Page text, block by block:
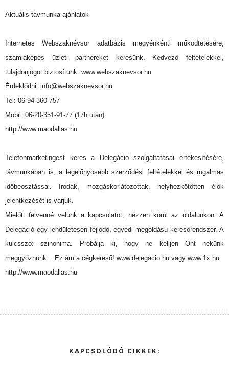
Aktuális távmunka ajánlatok
Internetes Webszaknévsor adatbázis megyénkénti működtetésére,
számlaképes üzleti partnereket keresünk. Kedvező feltételekkel,
tulajdonjogot biztosítunk. www.webszaknevsor.hu
Érdeklődni: info@webszaknevsor.hu
Tel: 06-94-360-757
Mobil: 06-20-351-91-77 (17h után)
http://www.maodallas.hu
Telefonmarketingest keres a Delegáció szolgáltatásai értékesítésére,
távmunkában is, a legelőnyösebb szerződési feltételekkel és rugalmas
időbeosztással. Irodák, mozgáskorlátozottak, helyhezkötötten élők
jelentkezését is várjuk.
Mielőtt felvenné velünk a kapcsolatot, nézzen körül az oldalunkon. A
Delegáció egy lendületesen fejlődő, egyedi megoldású keresőrendszer. A
kulcsszó: szinonima. Próbálja ki, hogy ne kelljen Önt nekünk
meggyőznünk... Ez ám a cégkereső! www.delegacio.hu vagy www.1x.hu
http://www.maodallas.hu
KAPCSOLÓDÓ CIKKEK: